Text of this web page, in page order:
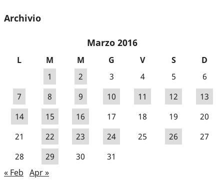
Archivio
Marzo 2016
L M M G V S
D
1
2 3 4 5
6
7
8 9 10 11 12
13
14
15 16 17 18 19
20
21
22 23 24 25 26
27
28
29 30
31
« Feb Apr »